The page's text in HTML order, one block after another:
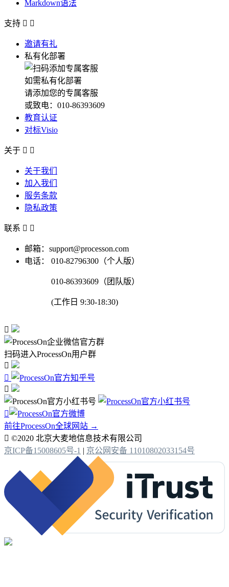
Markdown语法
支持  
邀请有礼
私有化部署
如需私有化部署
请添加您的专属客服
或致电：010-86393609
教育认证
对标Visio
关于  
关于我们
加入我们
服务条款
隐私政策
联系  
邮箱：support@processon.com
电话：
010-82796300（个人版）
010-86393609（团队版）
(工作日 9:30-18:30)

扫码进入ProcessOn用户群




前往ProcessOn全球网站 →
 ©2020 北京大麦地信息技术有限公司
京ICP备15008605号-1 | 京公网安备 11010802033154号